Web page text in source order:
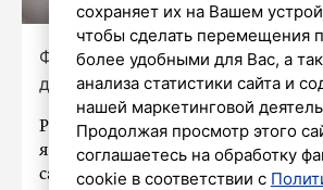
Фото: Роман Пименов /
дневник»
Российские вузы в ближайший
января, разместят на своих
сайтах правила приёма на 2025/
сохраняет их на Вашем
чтобы сделать перемещения
более удобными для Вас, а
анализа статистики сайта и
нашей маркетинговой
Продолжая просмотр этого
соглашаетесь на обработку
cookie в соответствии с